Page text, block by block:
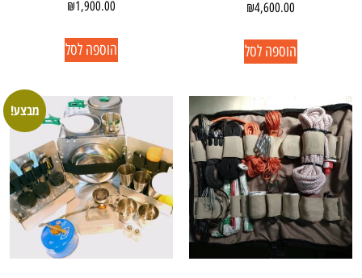
₪4,600.00
הוספה לסל
₪1,900.00
הוספה לסל
מבצע!